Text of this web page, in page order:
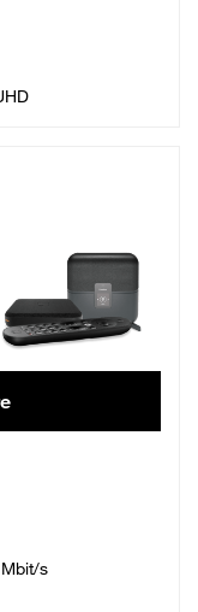
mois, Engagement 12 mois
s